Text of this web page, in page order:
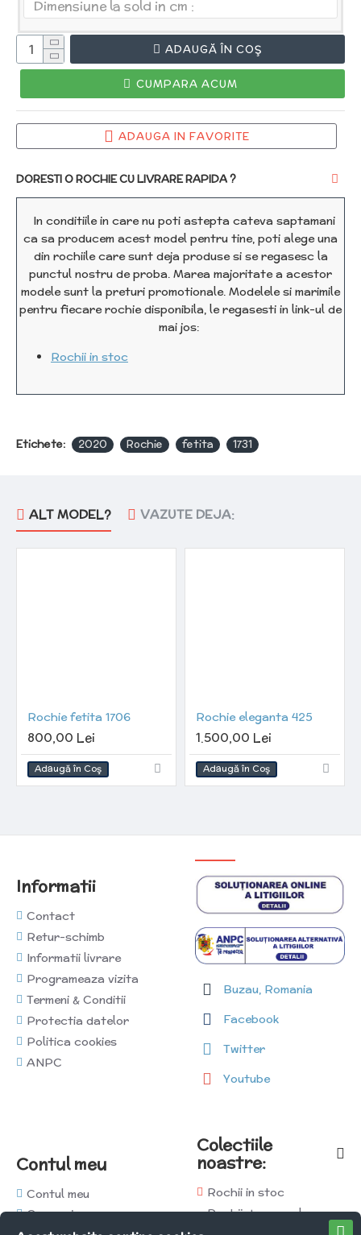
ADAUGĂ ÎN COŞ
CUMPARA ACUM
ADAUGA IN FAVORITE
DORESTI O ROCHIE CU LIVRARE RAPIDA ?
In conditiile in care nu poti astepta cateva saptamani
ca sa producem acest model pentru tine, poti alege una
din rochiile care sunt deja produse si se regasesc la
punctul nostru de proba. Marea majoritate a acestor
modele sunt la preturi promotionale. Modelele si marimile
pentru fiecare rochie disponibila, le regasesti in link-ul de
mai jos:
Rochii in stoc
Etichete: 2020 Rochie fetita 1731
ALT MODEL? VAZUTE DEJA:
Rochie fetita 1706
800,00 Lei
Adaugă în Coş
Rochie eleganta 425
1.500,00 Lei
Adaugă în Coş
Informatii
Contact
Retur-schimb
Informatii livrare
Programeaza vizita
Termeni & Conditii
Protectia datelor
Politica cookies
ANPC
Buzau, Romania
Facebook
Twitter
Youtube
Contul meu
Contul meu
Comenzi
Colectiile
noastre:
Rochii in stoc
Rochii de seara la